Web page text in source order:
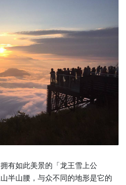
有如此美景的「龙王雪上公
半山腰，与众不同的地形是它的